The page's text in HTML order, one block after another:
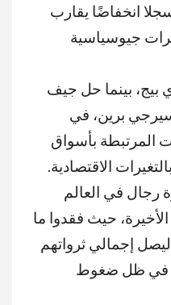
انخفاضًا يقارب
جيوسياسية
بيج، بينما حل جيف
برين، في
المرتبطة بأسواق
الاقتصادية
في العالم
حيث فقدوا ما
دولار، ليصل إجمالي ثرواتهم
دولار، في ظل ضغوط